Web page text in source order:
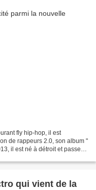
fly hip-hop, il est
de rappeurs 2.0, son album "
il est né à détroit et passe
qui vient de la